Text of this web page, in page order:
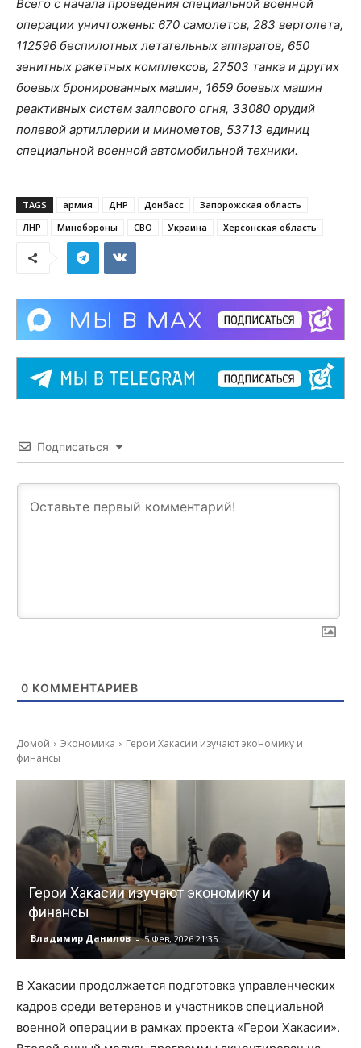
Всего с начала проведения специальной военной
операции уничтожены: 670 самолетов, 283 вертолета,
112596 беспилотных летательных аппаратов, 650
зенитных ракетных комплексов, 27503 танка и других
боевых бронированных машин, 1659 боевых машин
реактивных систем залпового огня, 33080 орудий
полевой артиллерии и минометов, 53713 единиц
специальной военной автомобильной техники.
TAGS армия ДНР Донбасс
Запорожская область
ЛНР
Минобороны СВО Украина Херсонская область
Подписаться
0 КОММЕНТАРИЕВ